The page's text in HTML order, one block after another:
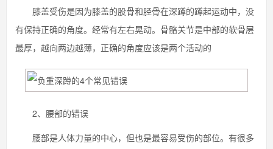
膝盖受伤是因为膝盖的股骨和胫骨在深蹲的蹲起运动中，没
有保持正确的角度。经常有左右晃动。骨骼关节是中部的软骨层
最厚，越向两边越薄，正确的角度应该是两个活动的
2、腰部的错误
腰部是人体力量的中心，但也是最容易受伤的部位。有很多